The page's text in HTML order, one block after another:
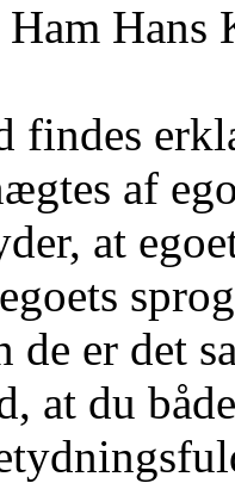
Hans
findes
af
at
de er det
at du